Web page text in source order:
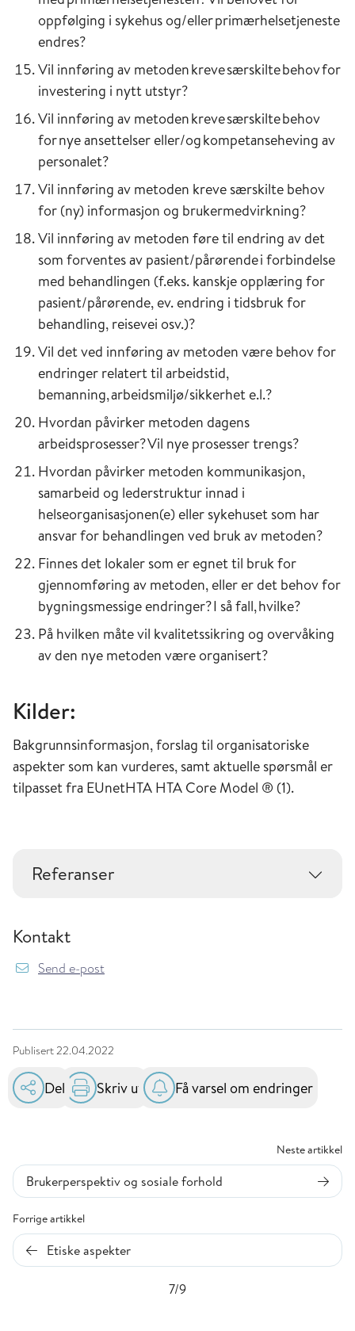
oppfølging i sykehus og/eller primærhelsetjeneste
endres?
Vil innføring av metoden kreve særskilte behov for
investering i nytt utstyr?
Vil innføring av metoden kreve særskilte behov
for nye ansettelser eller/og kompetanseheving av
personalet?
Vil innføring av metoden kreve særskilte behov
for (ny) informasjon og brukermedvirkning?
Vil innføring av metoden føre til endring av det
som forventes av pasient/pårørende i forbindelse
med behandlingen (f.eks. kanskje opplæring for
pasient/pårørende, ev. endring i tidsbruk for
behandling, reisevei osv.)?
Vil det ved innføring av metoden være behov for
endringer relatert til arbeidstid,
bemanning, arbeidsmiljø/sikkerhet e.l.?
Hvordan påvirker metoden dagens
arbeidsprosesser? Vil nye prosesser trengs?
Hvordan påvirker metoden kommunikasjon,
samarbeid og lederstruktur innad i
helseorganisasjonen(e) eller sykehuset som har
ansvar for behandlingen ved bruk av metoden?
Finnes det lokaler som er egnet til bruk for
gjennomføring av metoden, eller er det behov for
bygningsmessige endringer? I så fall, hvilke?
På hvilken måte vil kvalitetssikring og overvåking
av den nye metoden være organisert?
Kilder:
Bakgrunnsinformasjon, forslag til organisatoriske
aspekter som kan vurderes, samt aktuelle spørsmål er
tilpasset fra EUnetHTA HTA Core Model ® (1).
Referanser
Kontakt
Send e-post
Publisert22.04.2022
Del Skriv ut Få varsel om endringer
Forrige artikkel
Etiske aspekter
7/9
Neste artikkel
Brukerperspektiv og sosiale forhold